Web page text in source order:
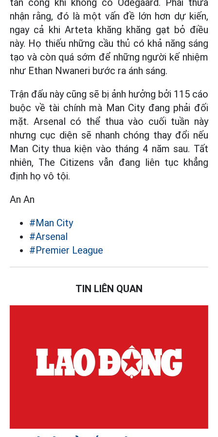
tấn công khi không có Odegaard. Phải thừa
nhận rằng, đó là một vấn đề lớn hơn dự kiến,
ngay cả khi Arteta khăng khăng gạt bỏ điều
này. Họ thiếu những cầu thủ có khả năng sáng
tạo và còn quá sớm để những người kế nhiệm
như Ethan Nwaneri bước ra ánh sáng.
Trận đấu này cũng sẽ bị ảnh hưởng bởi 115 cáo
buộc về tài chính mà Man City đang phải đối
mặt. Arsenal có thể thua vào cuối tuần này
nhưng cục diện sẽ nhanh chóng thay đổi nếu
Man City thua kiện vào tháng 4 năm sau. Tất
nhiên, The Citizens vẫn đang liên tục khẳng
định họ vô tội.
An An
#Man City
#Arsenal
#Premier League
TIN LIÊN QUAN